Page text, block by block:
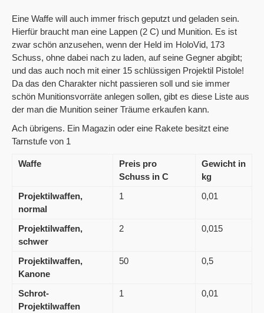
Eine Waffe will auch immer frisch geputzt und geladen sein.
Hierfür braucht man eine Lappen (2 C) und Munition. Es ist
zwar schön anzusehen, wenn der Held im HoloVid, 173
Schuss, ohne dabei nach zu laden, auf seine Gegner abgibt;
und das auch noch mit einer 15 schlüssigen Projektil Pistole!
Da das den Charakter nicht passieren soll und sie immer
schön Munitionsvorräte anlegen sollen, gibt es diese Liste aus
der man die Munition seiner Träume erkaufen kann.
Ach übrigens. Ein Magazin oder eine Rakete besitzt eine
Tarnstufe von 1
Waffe
Preis pro
Schuss in C
Gewicht in
kg
Projektilwaffen,
normal
1 0,01
Projektilwaffen,
schwer
2 0,015
Projektilwaffen,
Kanone
50 0,5
Schrot-
Projektilwaffen
1 0,01